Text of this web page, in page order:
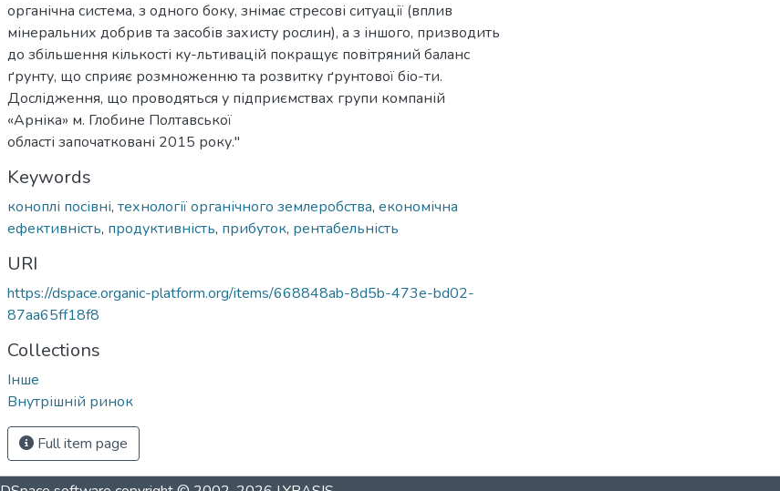
органічна система, з одного боку, знімає стресові ситуації (вплив
мінеральних добрив та засобів захисту рослин), а з іншого, призводить
до збільшення кількості ку-льтивацій покращує повітряний баланс
ґрунту, що сприяє розмноженню та розвитку ґрунтової біо-ти.
Дослідження, що проводяться у підприємствах групи компаній
«Арніка» м. Глобине Полтавської
області започатковані 2015 року."
Keywords
коноплі посівні, технології органічного землеробства, економічна
ефективність, продуктивність, прибуток, рентабельність
URI
https://dspace.organic-platform.org/items/668848ab-8d5b-473e-bd02-
87aa65ff18f8
Collections
Інше
Внутрішній ринок
Full item page